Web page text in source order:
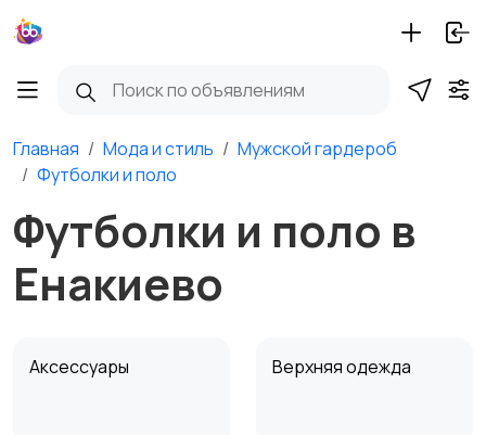
Главная Мода и стиль
Мужской гардероб
Футболки и поло
Футболки и поло в
Енакиево
Аксессуары Верхняя одежда